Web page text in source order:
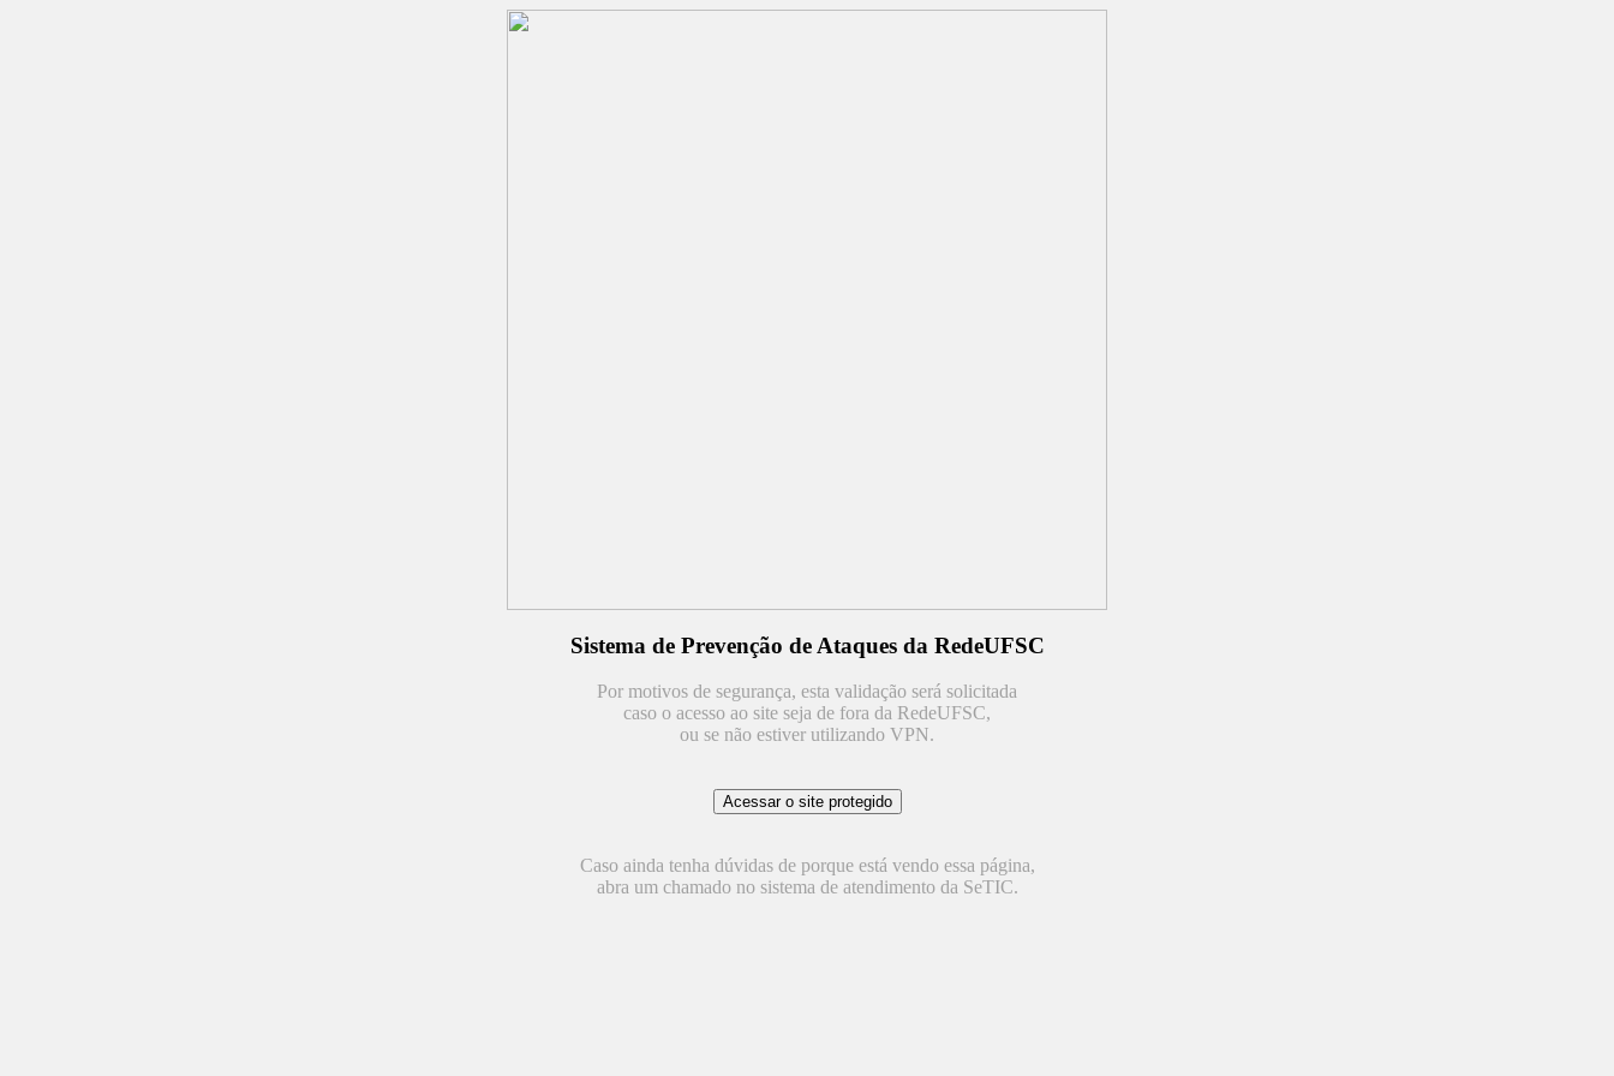
Sistema de Prevenção de Ataques da RedeUFSC
Por motivos de segurança, esta validação será solicitada
caso o acesso ao site seja de fora da RedeUFSC,
ou se não estiver utilizando VPN.
Caso ainda tenha dúvidas de porque está vendo essa página,
abra um chamado no sistema de atendimento da SeTIC.